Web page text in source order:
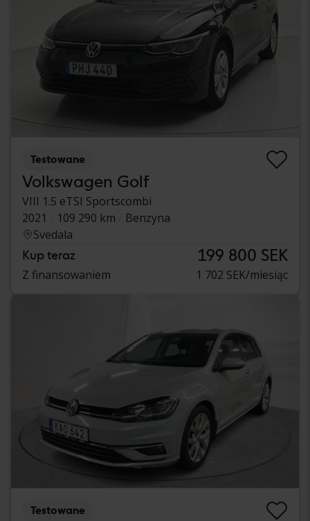
Testowane
Volkswagen Golf
VIII 1.5 eTSI Sportscombi
2021
109 290 km
Benzyna
Svedala
Kup teraz 199 800 SEK
Z finansowaniem 1 702 SEK/miesiąc
Testowane